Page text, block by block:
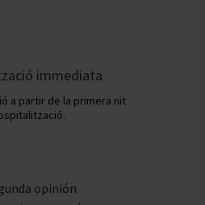
immediata
a partir de la primera nit